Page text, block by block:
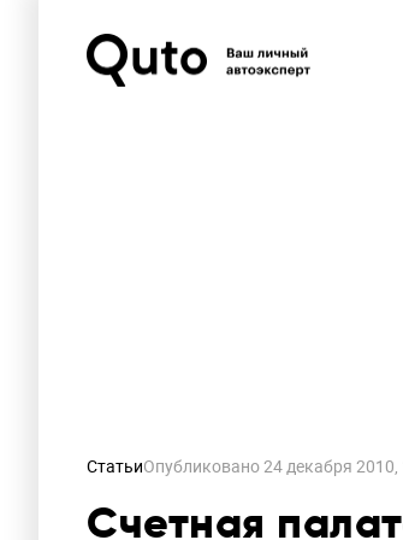
СтатьиОпубликовано24 декабря 2010,
Счетная